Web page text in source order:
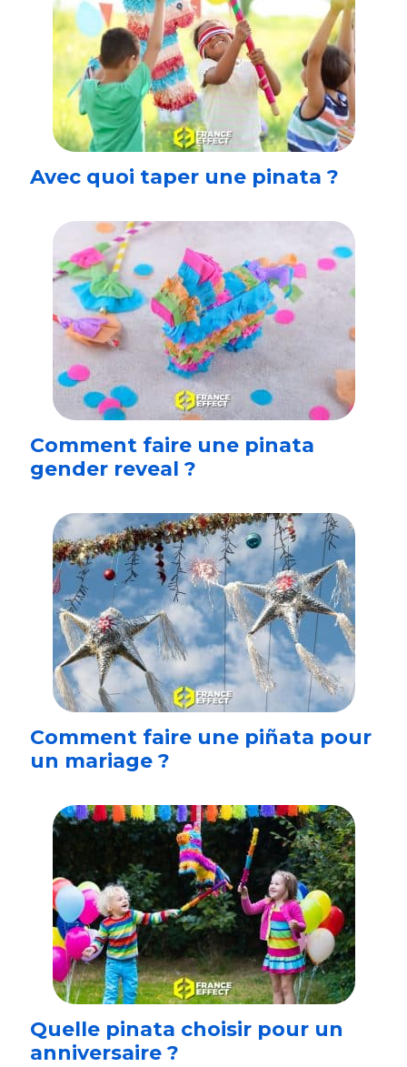
Avec quoi taper une pinata ?
Comment faire une pinata
gender reveal ?
Comment faire une piñata pour
un mariage ?
Quelle pinata choisir pour un
anniversaire ?